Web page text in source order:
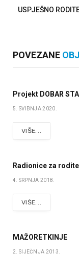
USPJEŠNO
POVEZANE
Projekt DOBAR
5. SVIBNJA 2020.
VIŠE...
Radionice za
4. SRPNJA 2018.
VIŠE...
MAŽORETKINJE
2. SIJEČNJA 2013.